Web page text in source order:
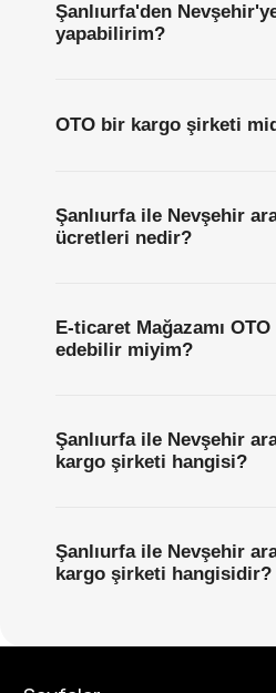
Şanlıurfa'den
yapabilirim?
OTO bir kargo şirketi
Şanlıurfa ile Nevşehir
ücretleri nedir?
E-ticaret Mağazamı
edebilir miyim?
Şanlıurfa ile Nevşehir
kargo şirketi hangisi?
Şanlıurfa ile Nevşehir
kargo şirketi hangisidir?